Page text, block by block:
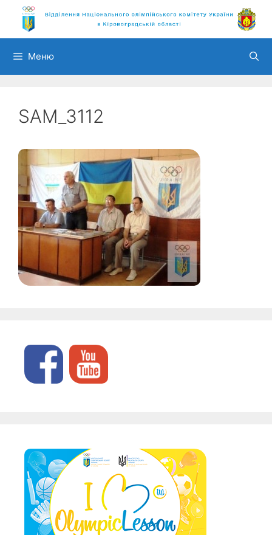
Перейти
вмісту
Меню
SAM_3112